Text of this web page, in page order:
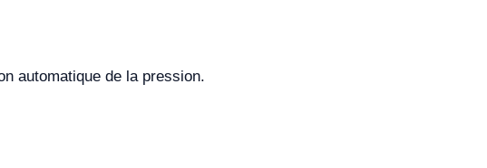
automatique de la pression.